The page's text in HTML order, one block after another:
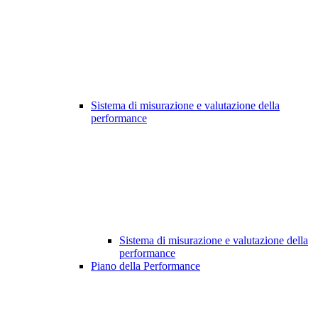
Sistema di misurazione e valutazione della
performance
Sistema di misurazione e valutazione della
performance
Piano della Performance